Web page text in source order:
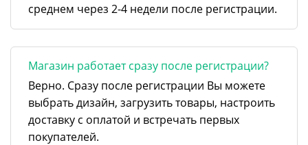
среднем через 2-4 недели после регистрации.
Магазин работает сразу после регистрации?
Верно. Сразу после регистрации Вы можете
выбрать дизайн, загрузить товары, настроить
доставку с оплатой и встречать первых
покупателей.